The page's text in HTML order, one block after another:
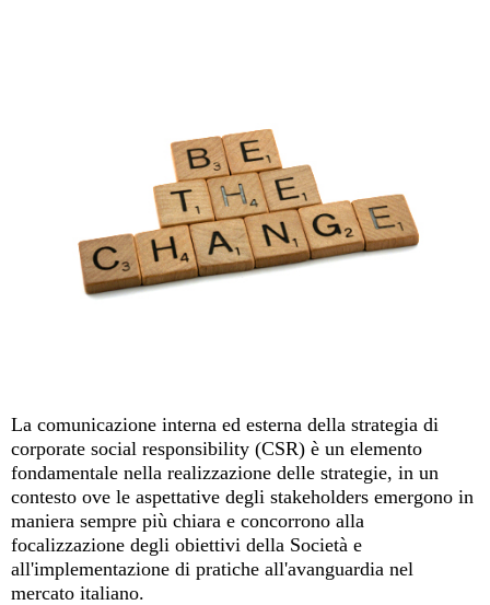
La comunicazione interna ed esterna della strategia di
corporate social responsibility (CSR) è un elemento
fondamentale nella realizzazione delle strategie, in un
contesto ove le aspettative degli stakeholders emergono in
maniera sempre più chiara e concorrono alla
focalizzazione degli obiettivi della Società e
all'implementazione di pratiche all'avanguardia nel
mercato italiano.